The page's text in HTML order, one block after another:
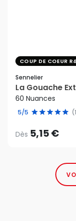
COUP DE COEUR
Sennelier
La Gouache
60 Nuances
5/5
Dès 5,15 €